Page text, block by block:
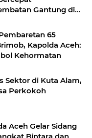
Gantung di
65
Kapolda Aceh:
Kehormatan
Sektor di Kuta Alam,
Perkokoh
Aceh Gelar Sidang